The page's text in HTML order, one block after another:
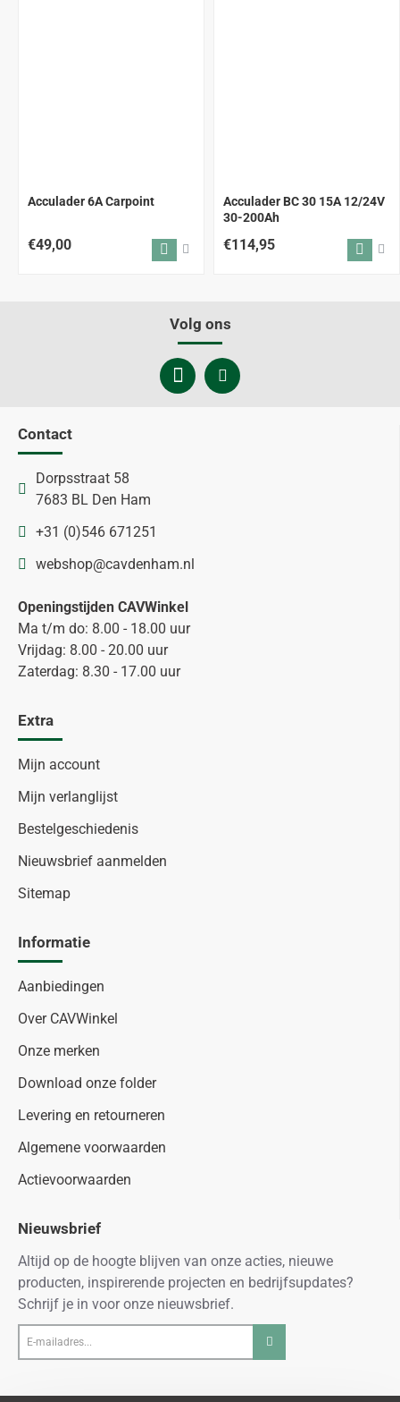
Acculader 6A Carpoint
€49,00
Acculader BC 30 15A 12/24V
30-200Ah
€114,95
Volg ons
Contact
Dorpsstraat 58
7683 BL Den Ham
+31 (0)546 671251
webshop@cavdenham.nl
Openingstijden CAVWinkel
Ma t/m do: 8.00 - 18.00 uur
Vrijdag: 8.00 - 20.00 uur
Zaterdag: 8.30 - 17.00 uur
Extra
Mijn account
Mijn verlanglijst
Bestelgeschiedenis
Nieuwsbrief aanmelden
Sitemap
Informatie
Aanbiedingen
Over CAVWinkel
Onze merken
Download onze folder
Levering en retourneren
Algemene voorwaarden
Actievoorwaarden
Nieuwsbrief
Altijd op de hoogte blijven van onze acties, nieuwe
producten, inspirerende projecten en bedrijfsupdates?
Schrijf je in voor onze nieuwsbrief.
mailadres...